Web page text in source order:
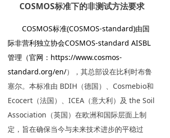
COSMOS标准(COSMOS-standard)由国
际非营利独立协会COSMOS-standard AISBL
管理（官网： https://www.cosmos-
standard.org/en/）
，其总部设在比利时布鲁
塞尔。本标准由 BDIH（德国）、Cosmebio和
Ecocert（法国）、ICEA（意大利）及 the Soil
Association（英国）在欧洲和国际层面上制
定，旨在确保当今与未来技术进步的平稳过
COSMOS标准下的非测试方法要求